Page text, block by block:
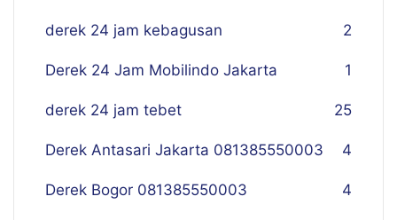
derek 24 jam kebagusan 2
Derek 24 Jam Mobilindo Jakarta 1
derek 24 jam tebet 25
Derek Antasari Jakarta 081385550003 4
Derek Bogor 081385550003 4